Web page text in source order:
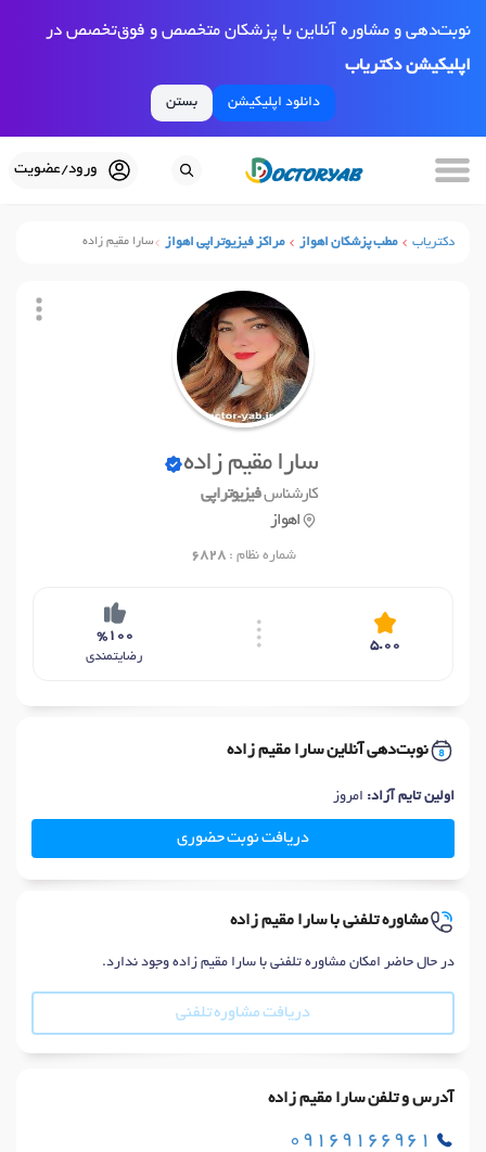
نوبت‌دهی و مشاوره آنلاین با پزشکان متخصص و فوق‌تخصص در
اپلیکیشن دکتریاب
دانلود اپلیکیشن بستن
ورود/عضویت
دکتریاب مطب پزشکان اهواز مراکز فیزیوتراپی اهواز سارا مقیم زاده
سارا مقیم زاده
کارشناسفیزیوتراپی
اهواز
شماره نظام :6828
5.00
%100
رضایتمندی
نوبت‌دهی آنلاین سارا مقیم زاده
اولین تایم آزاد: امروز
دریافت نوبت حضوری
مشاوره تلفنی با سارا مقیم زاده
در حال حاضر امکان مشاوره تلفنی با سارا مقیم زاده وجود ندارد.
دریافت مشاوره تلفنی
آدرس و تلفن سارا مقیم زاده
09169166961